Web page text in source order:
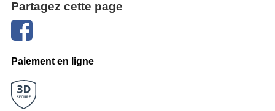
Partagez cette page
Paiement en ligne